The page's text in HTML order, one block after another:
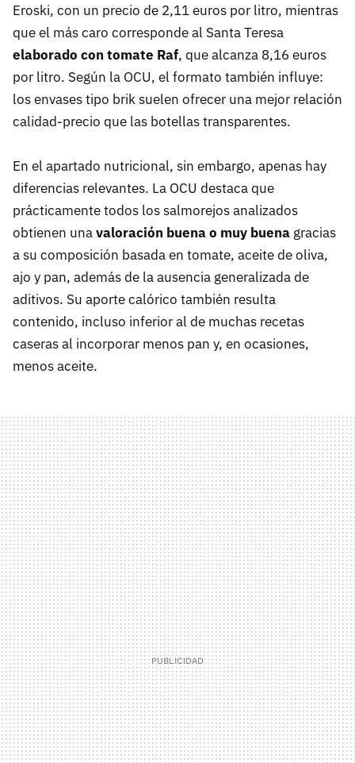
Eroski, con un precio de 2,11 euros por litro, mientras
que el más caro corresponde al Santa Teresa
elaborado con tomate Raf, que alcanza 8,16 euros
por litro. Según la OCU, el formato también influye:
los envases tipo brik suelen ofrecer una mejor relación
calidad-precio que las botellas transparentes.
En el apartado nutricional, sin embargo, apenas hay
diferencias relevantes. La OCU destaca que
prácticamente todos los salmorejos analizados
obtienen unavaloración buena o muy buena gracias
a su composición basada en tomate, aceite de oliva,
ajo y pan, además de la ausencia generalizada de
aditivos. Su aporte calórico también resulta
contenido, incluso inferior al de muchas recetas
caseras al incorporar menos pan y, en ocasiones,
menos aceite.